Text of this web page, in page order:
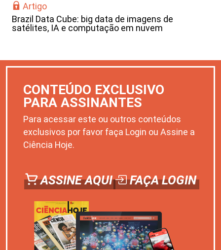
Artigo
Brazil Data Cube: big data de imagens de
satélites, IA e computação em nuvem
CONTEÚDO EXCLUSIVO
PARA ASSINANTES
Para acessar este ou outros conteúdos
exclusivos por favor faça Login ou Assine a
Ciência Hoje.
ASSINE AQUI FAÇA LOGIN